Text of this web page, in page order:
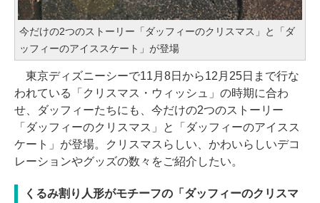
今だけの2つのストーリー「ダッフィーのクリスマス」と「ダ
ッフィーのアイススケート」が登場
東京ディズニーシーで11月8日から12月25日まで行な
われている「クリスマス・ウィッシュ」の時期に合わ
せ、ダッフィーたちにも、今だけの2つのストーリー
「ダッフィーのクリスマス」と「ダッフィーのアイスス
ケート」が登場。クリスマスらしい、かわいらしいデコ
レーションやグッズの数々をご紹介したい。
くるみ割り人形がモチーフの「ダッフィーのクリスマ